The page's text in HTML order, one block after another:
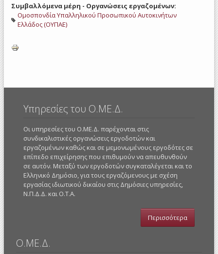
Συμβαλλόμενα μέρη - Οργανώσεις εργαζομένων:
Ομοσπονδία Υπαλληλικού Προσωπικού Αυτοκινήτων
Ελλάδος (ΟΥΠΑΕ)
Υπηρεσίες του Ο.ΜΕ.Δ.
Οι υπηρεσίες του Ο.ΜΕ.Δ. παρέχονται στις
συνδικαλιστικές οργανώσεις εργοδοτών και
εργαζομένων καθώς και σε μεμονωμένους εργοδότες σε
επίπεδο επιχείρησης που επιθυμούν να απευθυνθούν
σε αυτόν. Μεταξύ των εργοδοτών συγκαταλέγεται και το
Ελληνικό Δημόσιο, για τους εργαζόμενους με σχέση
εργασίας ιδιωτικού δικαίου στις Δημόσιες υπηρεσίες,
Ν.Π.Δ.Δ. και Ο.Τ.Α.
Περισσότερα
Ο.ΜΕ.Δ.